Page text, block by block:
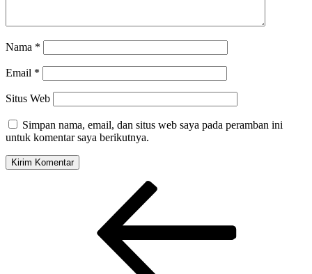
Nama *
Email *
Situs Web
Simpan nama, email, dan situs web saya pada peramban ini
untuk komentar saya berikutnya.